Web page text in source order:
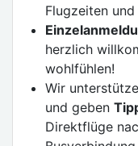
Flugzeiten
herzlich
wohlfühlen!
Wir
und geben
Direktflüge